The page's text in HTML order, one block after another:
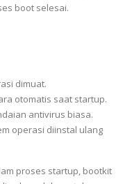
boot selesai.
dimuat.
otomatis saat startup.
antivirus biasa.
operasi diinstal ulang
proses startup, bootkit